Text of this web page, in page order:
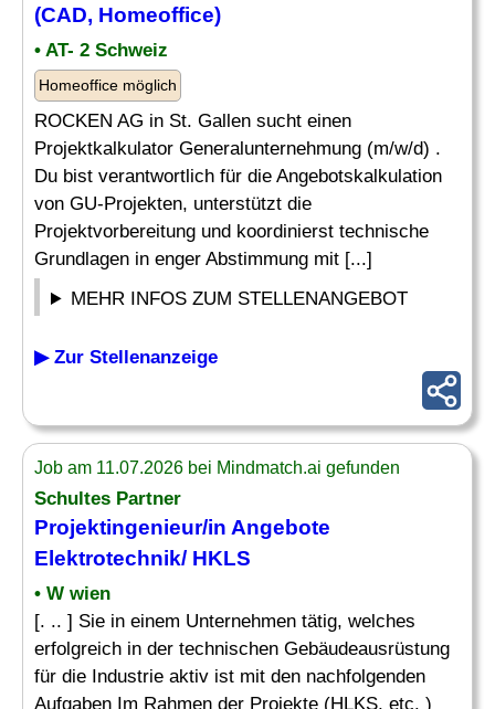
(CAD, Homeoffice)
• AT- 2 Schweiz
Homeoffice möglich
ROCKEN AG in St. Gallen sucht einen
Projektkalkulator Generalunternehmung (m/w/d) .
Du bist verantwortlich für die Angebotskalkulation
von GU-Projekten, unterstützt die
Projektvorbereitung und koordinierst technische
Grundlagen in enger Abstimmung mit [...]
MEHR INFOS ZUM STELLENANGEBOT
▶ Zur Stellenanzeige
Job am 11.07.2026 bei Mindmatch.ai gefunden
Schultes Partner
Projektingenieur/in Angebote
Elektrotechnik/ HKLS
• W wien
[. .. ] Sie in einem Unternehmen tätig, welches
erfolgreich in der technischen Gebäudeausrüstung
für die Industrie aktiv ist mit den nachfolgenden
Aufgaben Im Rahmen der Projekte (HLKS, etc. )